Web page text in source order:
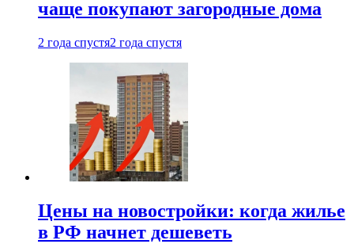
чаще покупают загородные дома
2 года спустя2 года спустя
Цены на новостройки: когда жилье
в РФ начнет дешеветь